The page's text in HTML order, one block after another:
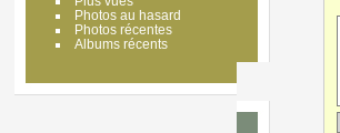
Photos au hasard
Photos récentes
Albums récents